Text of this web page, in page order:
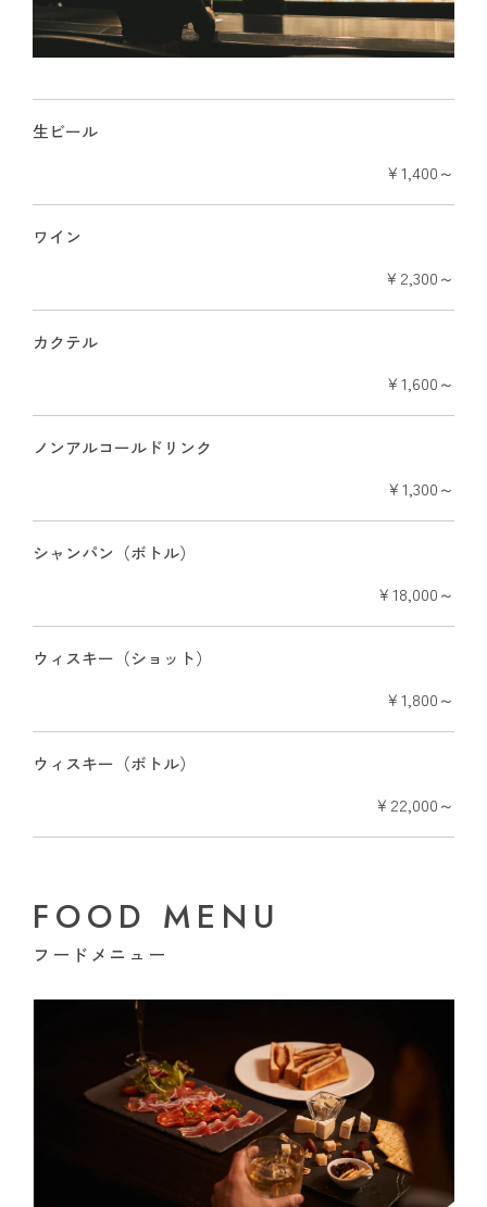
生ビール
￥1,400～
ワイン
￥2,300～
カクテル
￥1,600～
ノンアルコールドリンク
￥1,300～
シャンパン（ボトル）
￥18,000～
ウィスキー（ショット）
￥1,800～
ウィスキー（ボトル）
￥22,000～
FOOD MENU
フードメニュー